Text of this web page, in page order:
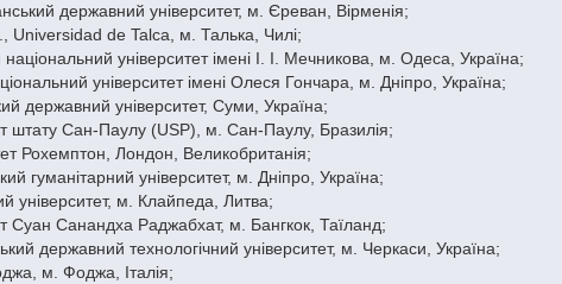
державний університет, м. Єреван, Вірменія;
Universidad de Talca, м. Талька, Чилі;
університет імені І. І. Мечникова, м. Одеса, Україна;
університет імені Олеся Гончара, м. Дніпро, Україна;
державний університет, Суми, Україна;
штату Сан-Паулу (USP), м. Сан-Паулу, Бразилія;
Рохемптон, Лондон, Великобританія;
гуманітарний університет, м. Дніпро, Україна;
м. Клайпеда, Литва;
Суан Санандха Раджабхат, м. Бангкок, Таїланд;
державний технологічний університет, м. Черкаси, Україна;
м. Фоджа, Італія;